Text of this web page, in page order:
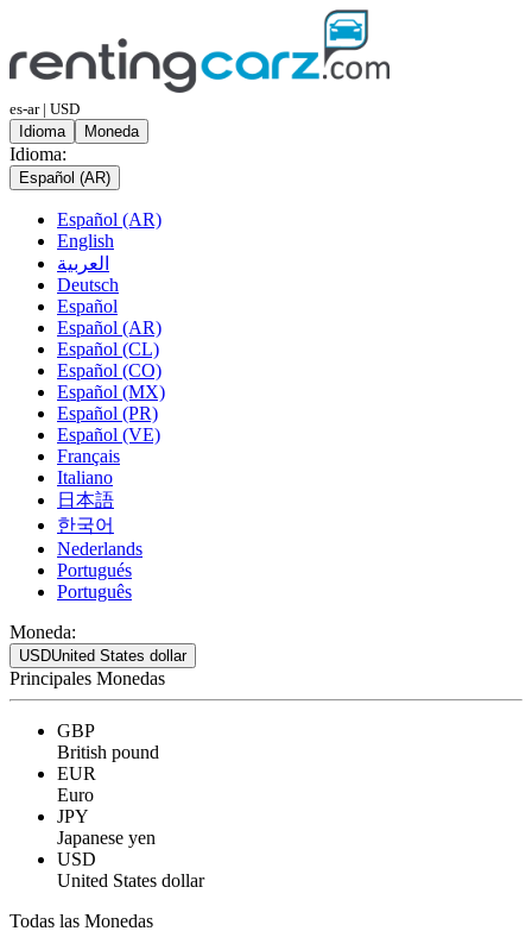
es-ar | USD
Idioma
Moneda
Idioma:
Español (AR)
Español (AR)
English
العربية
Deutsch
Español
Español (AR)
Español (CL)
Español (CO)
Español (MX)
Español (PR)
Español (VE)
Français
Italiano
日本語
한국어
Nederlands
Portugués
Português
Moneda:
USDUnited States dollar
Principales Monedas
GBP
British pound
EUR
Euro
JPY
Japanese yen
USD
United States dollar
Todas las Monedas